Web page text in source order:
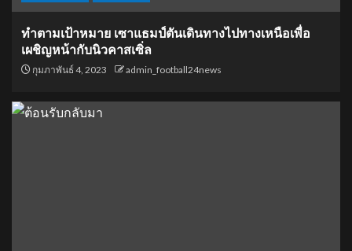
ทำตามเป้าหมาย เซาแธมป์ตันเดินทางไปทางเหนือเพื่อ
เผชิญหน้ากับนิวคาสเซิ่ล
กุมภาพันธ์ 4, 2023 admin_football24news